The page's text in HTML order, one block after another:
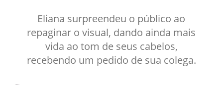
Eliana surpreendeu o público ao
repaginar o visual, dando ainda mais
vida ao tom de seus cabelos,
recebendo um pedido de sua colega.